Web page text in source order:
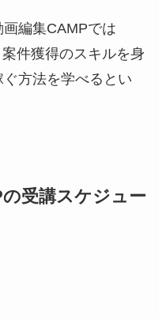
編集CAMPでは
件獲得のスキルを身
方法を学べるとい
受講スケジュー